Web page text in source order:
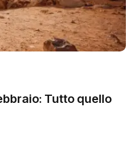
Tutto quello